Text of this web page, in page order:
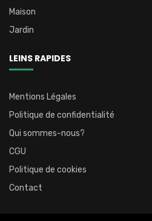
Maison
Jardin
LEINS RAPIDES
Mentions Légales
Politique de confidentialité
Qui sommes-nous?
CGU
Politique de cookies
Contact